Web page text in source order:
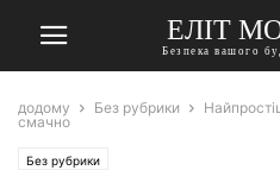
ЕЛІТ
Безпека вашого
додому Без рубрики
смачно
Без рубрики